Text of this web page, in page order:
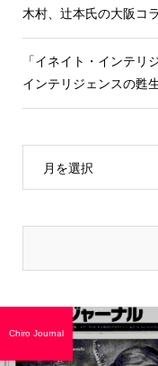
木村、辻本氏の大阪コ
「イネイト・インテリ
インテリジェンスの甦
月を選択
Chiro Journal